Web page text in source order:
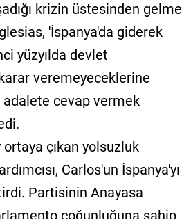
krizin üstesinden gelme
'İspanya'da giderek
yüzyılda devlet
veremeyeceklerine
adalete cevap vermek
çıkan yolsuzluk
Carlos'un İspanya'yı
Partisinin Anayasa